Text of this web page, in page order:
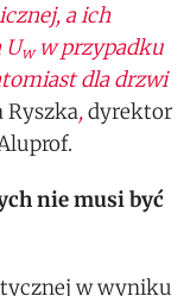
a ich
Uww przypadku
dla drzwi
Ryszka,dyrektor
nie musi być
w wyniku